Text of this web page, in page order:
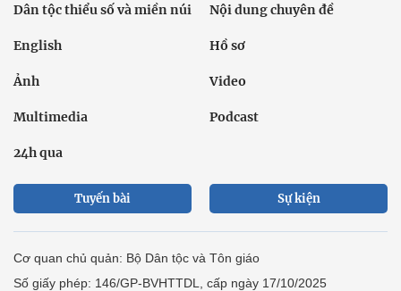
Dân tộc thiểu số và miền núi Nội dung chuyên đề
English Hồ sơ
Ảnh Video
Multimedia Podcast
24h qua
Tuyến bài Sự kiện
Cơ quan chủ quản: Bộ Dân tộc và Tôn giáo
Số giấy phép: 146/GP-BVHTTDL, cấp ngày 17/10/2025